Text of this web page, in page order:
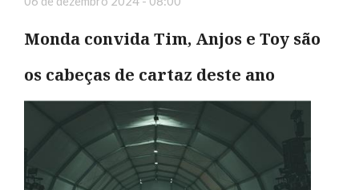
Monda convida Tim, Anjos e Toy são
os cabeças de cartaz deste ano